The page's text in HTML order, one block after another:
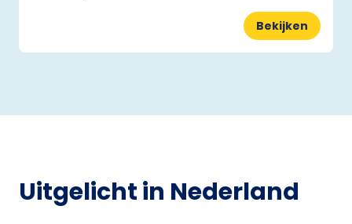
Bekijken
Uitgelicht in Nederland